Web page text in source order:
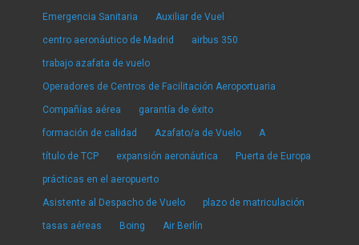
Emergencia Sanitaria Auxiliar de Vuel
centro aeronáutico de Madrid airbus 350
trabajo azafata de vuelo
Operadores de Centros de Facilitación Aeroportuaria
Compañías aérea garantía de éxito
formación de calidad Azafato/a de Vuelo A
título de TCP expansión aeronáutica Puerta de Europa
prácticas en el aeropuerto
Asistente al Despacho de Vuelo plazo de matriculación
tasas aéreas Boing Air Berlín